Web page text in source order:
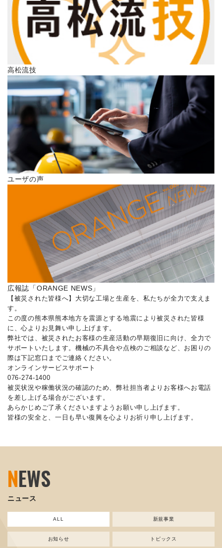
高松流技
ユーザの声
広報誌「ORANGE NEWS」
【被災された皆様へ】大切な工場と生産を、私たちが全力で支えま
す。
この度の熊本県熊本地方を震源とする地震により被災された皆様
に、心よりお見舞い申し上げます。
弊社では、被災されたお客様の生産活動の早期復旧に向け、全力で
サポートいたします。機械の不具合や点検のご相談など、お困りの
際は下記窓口までご連絡ください。
オンラインサービスサポート
076-274-1400
被災状況や稼働状況の確認のため、弊社担当者よりお客様へお電話
を差し上げる場合がございます。
あらかじめご了承くださいますようお願い申し上げます。
皆様の安全と、一日も早い復興を心よりお祈り申し上げます。
NEWS
ニュース
ALL 新規事業
お知らせ トピックス